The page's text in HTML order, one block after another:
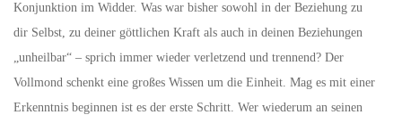
Konjunktion im Widder. Was war bisher sowohl in der Beziehung zu
dir Selbst, zu deiner göttlichen Kraft als auch in deinen Beziehungen
„unheilbar“ – sprich immer wieder verletzend und trennend? Der
Vollmond schenkt eine großes Wissen um die Einheit. Mag es mit einer
Erkenntnis beginnen ist es der erste Schritt. Wer wiederum an seinen